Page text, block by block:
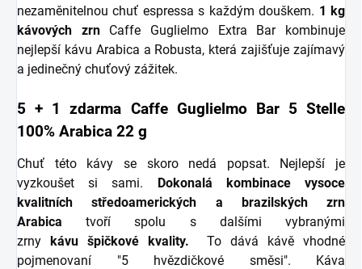
nezaměnitelnou chuť espressa s každým douškem. 1 kg
kávových zrnCaffe Guglielmo Extra Bar kombinuje
nejlepší kávu Arabica a Robusta, která zajišťuje zajímavý
a jedinečný chuťový zážitek.
5 + 1 zdarma Caffe Guglielmo Bar 5 Stelle
100% Arabica 22 g
Chuť této kávy se skoro nedá popsat. Nejlepší je
vyzkoušet si sami. Dokonalá kombinace vysoce
kvalitních středoamerických a brazilských zrn
Arabica tvoří spolu s dalšími vybranými
zrny kávu špičkové kvality.
To dává kávě vhodné
pojmenovaní "5 hvězdičkové směsi". Káva